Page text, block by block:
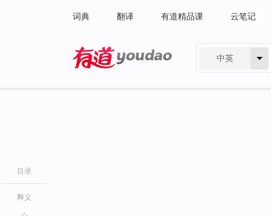
词典 翻译 有道精品课 云笔记
中英
目录
释义